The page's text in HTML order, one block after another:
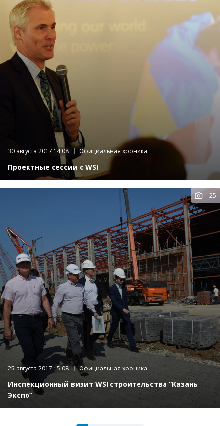
30 августа 2017 14:08 Официальная хроника
Проектные сессии с WSI
25
25 августа 2017 15:08 Официальная хроника
Инспекционный визит WSI строительства “Казань
Экспо”